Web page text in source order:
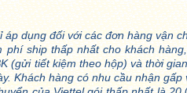
áp dụng đối với các đơn hàng vận
phí ship thấp nhất cho khách
(gửi tiết kiệm theo hộp) và thời
Khách hàng có nhu cầu nhận gấp